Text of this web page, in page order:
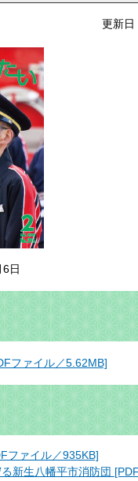
更新日
日
ファイル／5.62MB]
ファイル／935KB]
新生八幡平市消防団